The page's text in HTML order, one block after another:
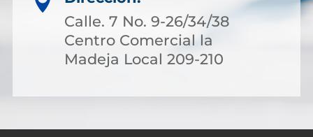
Calle. 7 No. 9-26/34/38
Centro Comercial la
Madeja Local 209-210